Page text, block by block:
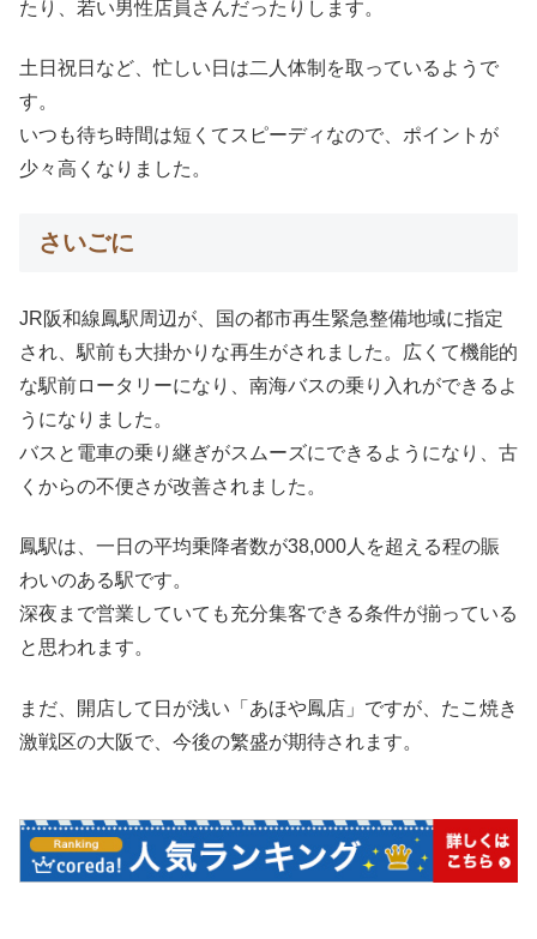
たり、若い男性店員さんだったりします。
土日祝日など、忙しい日は二人体制を取っているようで
す。
いつも待ち時間は短くてスピーディなので、ポイントが
少々高くなりました。
さいごに
JR阪和線鳳駅周辺が、国の都市再生緊急整備地域に指定
され、駅前も大掛かりな再生がされました。広くて機能的
な駅前ロータリーになり、南海バスの乗り入れができるよ
うになりました。
バスと電車の乗り継ぎがスムーズにできるようになり、古
くからの不便さが改善されました。
鳳駅は、一日の平均乗降者数が38,000人を超える程の賑
わいのある駅です。
深夜まで営業していても充分集客できる条件が揃っている
と思われます。
まだ、開店して日が浅い「あほや鳳店」ですが、たこ焼き
激戦区の大阪で、今後の繁盛が期待されます。